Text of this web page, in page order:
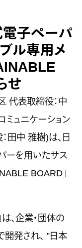
電子ペーパ
ル専用メ
せ
代表取締役：中
ミュニケーション
田中 雅樹)は、日
ーを用いたサス
BOARD」
、企業・団体の
発され、 ”日本